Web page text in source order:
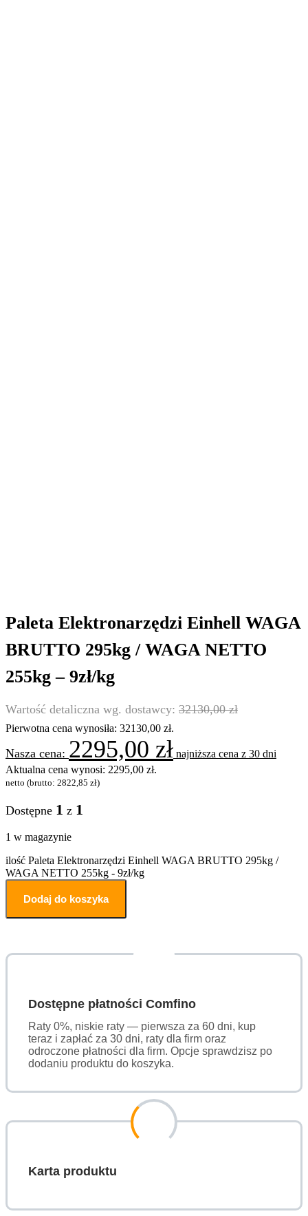
Paleta Elektronarzędzi Einhell WAGA
BRUTTO 295kg / WAGA NETTO
255kg – 9zł/kg
32130,00zł
Pierwotna cena wynosiła: 32130,00 zł.
2295,00 zł najniższa cena z 30 dni
Aktualna cena wynosi: 2295,00 zł.
netto (brutto: 2822,85 zł)
Dostępne 1 z 1
1 w magazynie
ilość Paleta Elektronarzędzi Einhell WAGA BRUTTO 295kg /
WAGA NETTO 255kg - 9zł/kg
Dodaj do koszyka
Dostępne płatności Comfino
Raty 0%, niskie raty — pierwsza za 60 dni, kup
teraz i zapłać za 30 dni, raty dla firm oraz
odroczone płatności dla firm. Opcje sprawdzisz po
dodaniu produktu do koszyka.
Karta produktu